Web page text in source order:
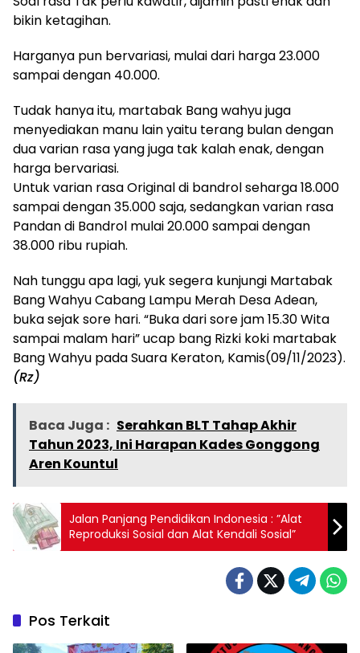
bikin ketagihan.
Harganya pun bervariasi, mulai dari harga 23.000
sampai dengan 40.000.
Tudak hanya itu, martabak Bang wahyu juga
menyediakan manu lain yaitu terang bulan dengan
dua varian rasa yang juga tak kalah enak, dengan
harga bervariasi.
Untuk varian rasa Original di bandrol seharga 18.000
sampai dengan 35.000 saja, sedangkan varian rasa
Pandan di Bandrol mulai 20.000 sampai dengan
38.000 ribu rupiah.
Nah tunggu apa lagi, yuk segera kunjungi Martabak
Bang Wahyu Cabang Lampu Merah Desa Adean,
buka sejak sore hari. “Buka dari sore jam 15.30 Wita
sampai malam hari” ucap bang Rizki koki martabak
Bang Wahyu pada Suara Keraton, Kamis(09/11/2023).
(Rz)
Baca Juga : Serahkan BLT Tahap Akhir
Tahun 2023, Ini Harapan Kades Gonggong
Aren Kountul
Jalan Panjang Pendidikan Indonesia : ”Alat
Reproduksi Sosial dan Alat Kendali Sosial”
Pos Terkait